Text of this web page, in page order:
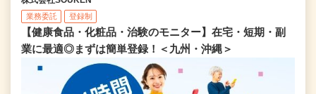
業務委託 登録制
【健康食品・化粧品・治験のモニター】在宅・短期・副
業に最適◎まずは簡単登録！＜九州・沖縄＞